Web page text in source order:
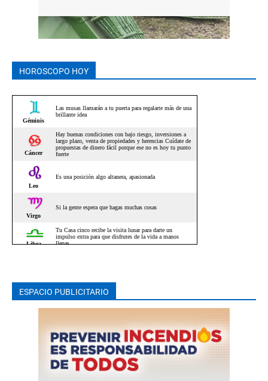
HOROSCOPO HOY
ESPACIO PUBLICITARIO